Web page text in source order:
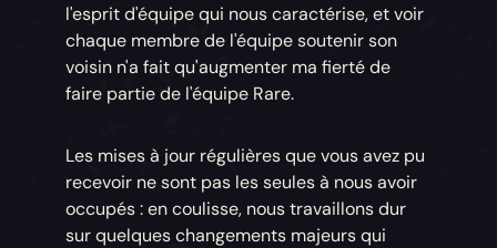
l'esprit d'équipe qui nous caractérise, et voir
chaque membre de l'équipe soutenir son
voisin n'a fait qu'augmenter ma fierté de
faire partie de l'équipe Rare.
Les mises à jour régulières que vous avez pu
recevoir ne sont pas les seules à nous avoir
occupés : en coulisse, nous travaillons dur
sur quelques changements majeurs qui